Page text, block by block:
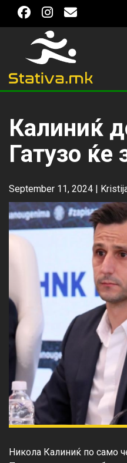
Калиниќ
Гатузо ќе
September 11, 2024 |
Никола Калиниќ по само